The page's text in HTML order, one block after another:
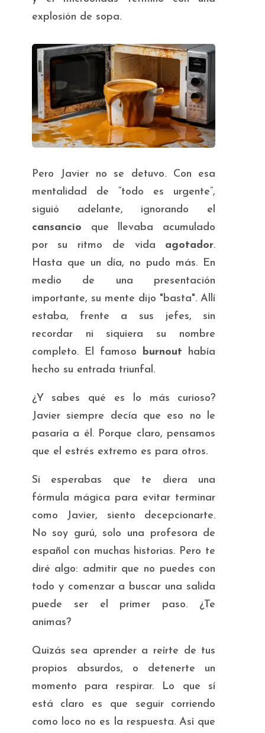
explosión de sopa.
Pero Javier no se detuvo. Con esa
mentalidad de “todo es urgente”,
siguió adelante, ignorando el
cansancio que llevaba acumulado
por su ritmo de vida agotador.
Hasta que un día, no pudo más. En
medio de una presentación
importante, su mente dijo "basta". Allí
estaba, frente a sus jefes, sin
recordar ni siquiera su nombre
completo. El famoso
burnout había
hecho su entrada triunfal.
¿Y sabes qué es lo más curioso?
Javier siempre decía que eso no le
pasaría a él. Porque claro, pensamos
que el estrés extremo es para otros.
Si esperabas que te diera una
fórmula mágica para evitar terminar
como Javier, siento decepcionarte.
No soy gurú, solo una profesora de
español con muchas historias. Pero te
diré algo: admitir que no puedes con
todo y comenzar a buscar una salida
puede ser el primer paso. ¿Te
animas?
Quizás sea aprender a reírte de tus
propios absurdos, o detenerte un
momento para respirar. Lo que sí
está claro es que seguir corriendo
como loco no es la respuesta. Así que